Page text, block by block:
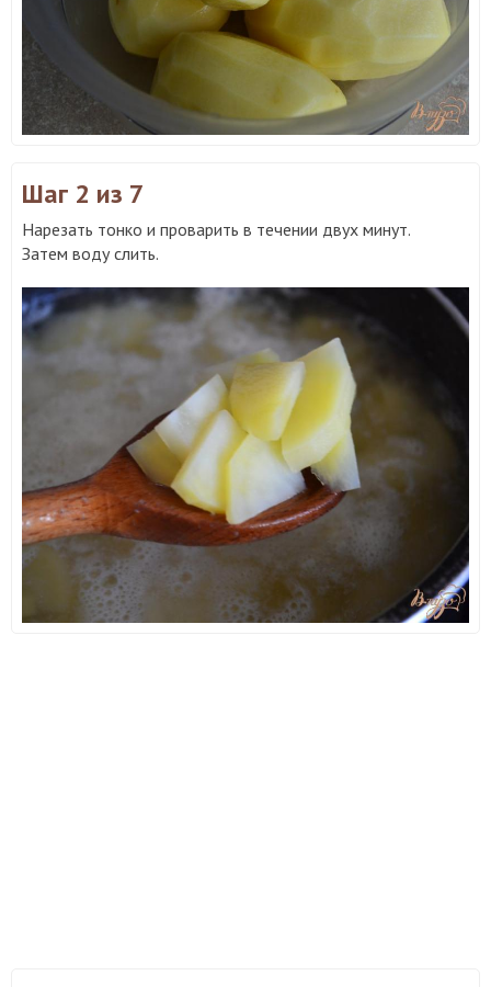
Шаг 2 из 7
Нарезать тонко и проварить в течении двух минут.
Затем воду слить.